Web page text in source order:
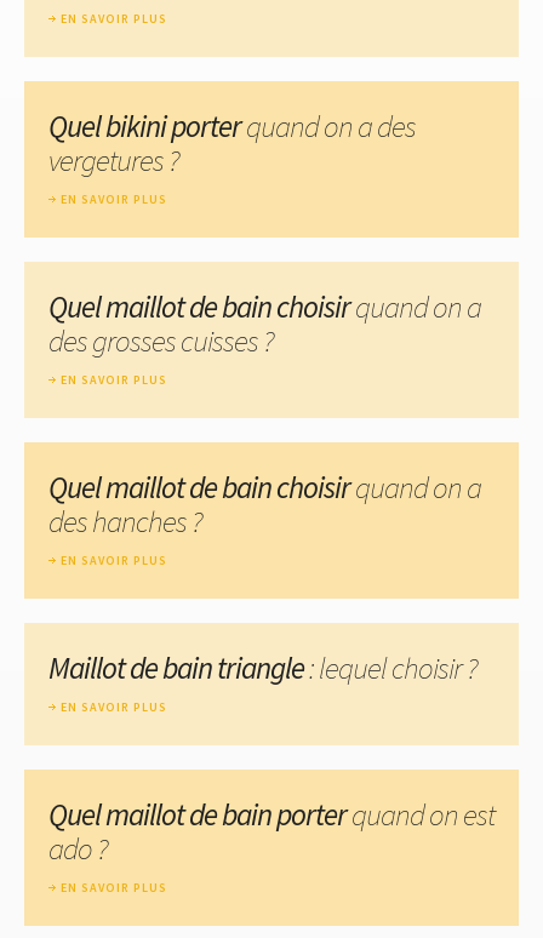
EN SAVOIR PLUS
Quel bikini porterquand on a des
vergetures ?
EN SAVOIR PLUS
Quel maillot de bain choisirquand on a
des grosses cuisses ?
EN SAVOIR PLUS
Quel maillot de bain choisirquand on a
des hanches ?
EN SAVOIR PLUS
Maillot de bain triangle: lequel choisir ?
EN SAVOIR PLUS
Quel maillot de bain porterquand on est
ado ?
EN SAVOIR PLUS